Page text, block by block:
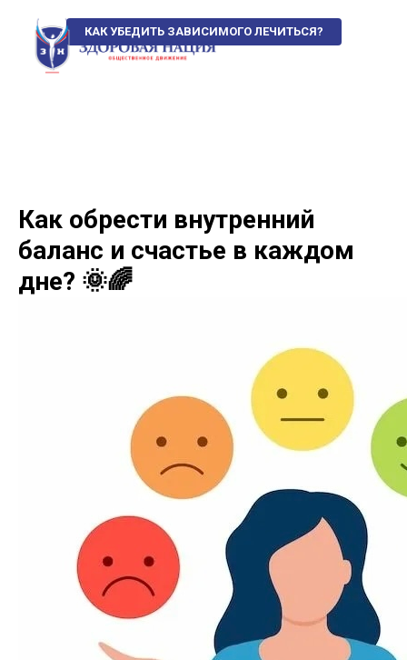
КАК УБЕДИТЬ ЗАВИСИМОГО ЛЕЧИТЬСЯ?
Как обрести внутренний
баланс и счастье в каждом
дне? 🌞🌈